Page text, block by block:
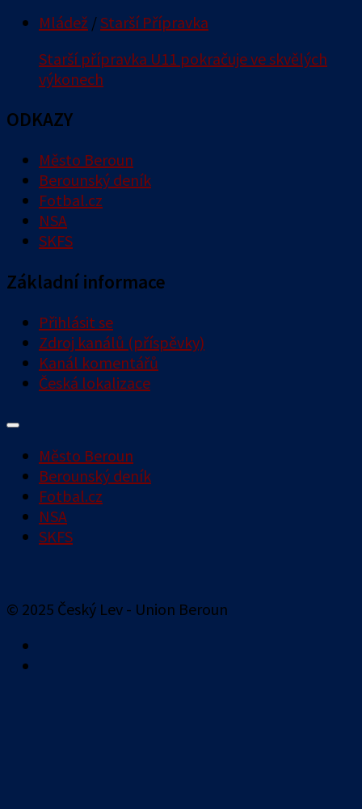
Mládež /Starší Přípravka
Starší přípravka U11 pokračuje ve skvělých
výkonech
ODKAZY
Město Beroun
Berounský deník
Fotbal.cz
NSA
SKFS
Základní informace
Přihlásit se
Zdroj kanálů (příspěvky)
Kanál komentářů
Česká lokalizace
Město Beroun
Berounský deník
Fotbal.cz
NSA
SKFS
© 2025 Český Lev - Union Beroun